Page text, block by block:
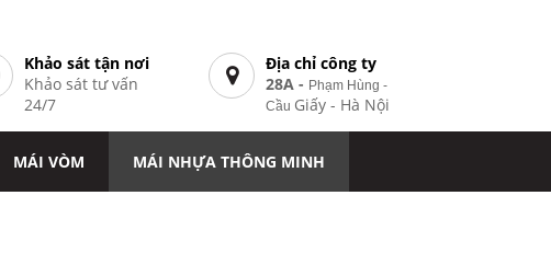
Khảo sát tận nơi
Khảo sát tư vấn
24/7
Địa chỉ công ty
28A - Phạm Hùng -
Cầu Giấy - Hà Nội
MÁI VÒM MÁI NHỰA THÔNG MINH